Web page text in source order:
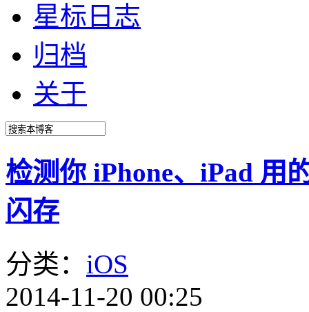
星标日志
归档
关于
检测你 iPhone、iPad 用
闪存
分类： iOS
2014-11-20 00:25